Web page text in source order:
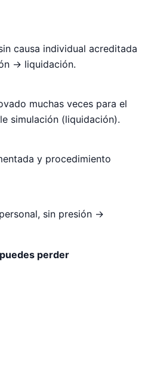
causa individual acreditada
→ liquidación.
muchas veces para el
simulación (liquidación).
y procedimiento
sin presión →
perder